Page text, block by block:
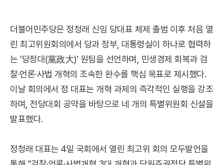
더불어민주당은 정청래 신임 당대표 체제 출범 이후 처음 열
린 최고위원회의에서 당과 정부, 대통령실이 하나로 협력하
는 '당정대(黨政大)' 원팀을 선언하며, 민생경제 회복과 검
찰·언론·사법 개혁의 조속한 완수를 핵심 목표로 제시했다.
이날 회의에서 정 대표는 개혁 과제의 즉각적인 실행을 강조
하며, 전당대회 공약을 바탕으로 네 개의 특별위원회 신설을
발표했다.
정청래 대표는 4일 국회에서 열린 최고위 회의 모두발언을